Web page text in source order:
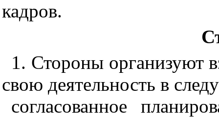
кадров.
1. Стороны организуют
свою деятельность в
согласованное